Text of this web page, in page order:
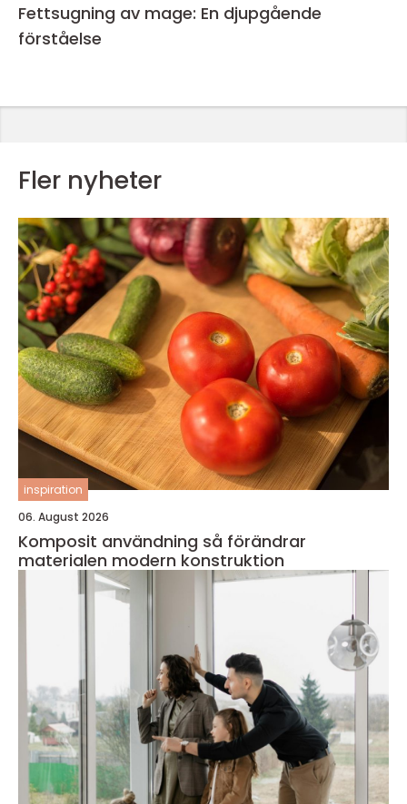
Fettsugning av mage: En djupgående
förståelse
Fler nyheter
inspiration
06. August 2026
Komposit användning så förändrar
materialen modern konstruktion